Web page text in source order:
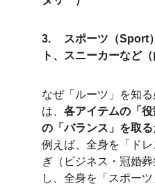
3.	スポーツ（Sport）： Tシャツ、スウェッ
ト、スニーカーなど
なぜ「ルーツ」を知
は、 各アイテムの「
の「バランス」を取る
例えば、全身を「ド
ぎ（ビジネス・冠婚
し、全身を「スポー